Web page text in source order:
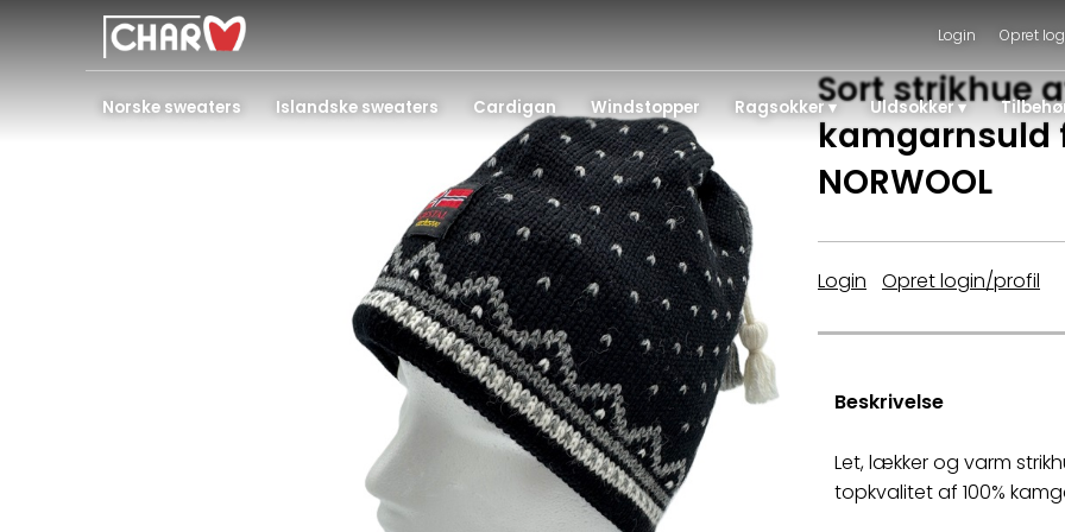
Login Opret
Norske sweaters Islandske sweaters Cardigan Windstopper Ragsokker Uldsokker
Sort strikhue
kamgarnsuld
NORWOOL
Login Opret login/profil
Beskrivelse
Let, lækker og varm
topkvalitet af 100%